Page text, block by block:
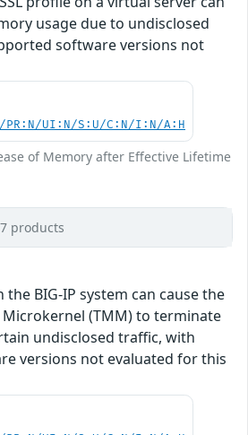
usage due to undisclosed
software versions not
PR:N/UI:N/S:U/C:N/I:N/A:H
of Memory after Effective Lifetime
7 products
BIG-IP system can cause the
(TMM) to terminate
undisclosed traffic, with
versions not evaluated for this